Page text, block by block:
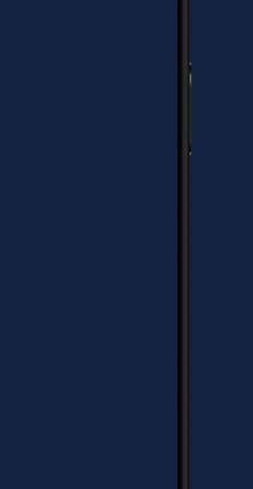
paczki za drzwi budynku, więc
uszkodzenia mebla i obrażeń